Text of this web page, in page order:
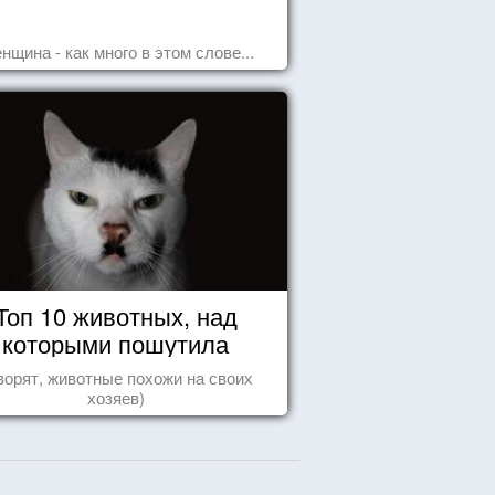
- как много в этом слове...
10 животных, над
которыми пошутила
природа
животные похожи на своих
хозяев)